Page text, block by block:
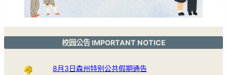
校园公告 IMPORTANT NOTICE
8月3日森州特别公共假期通告